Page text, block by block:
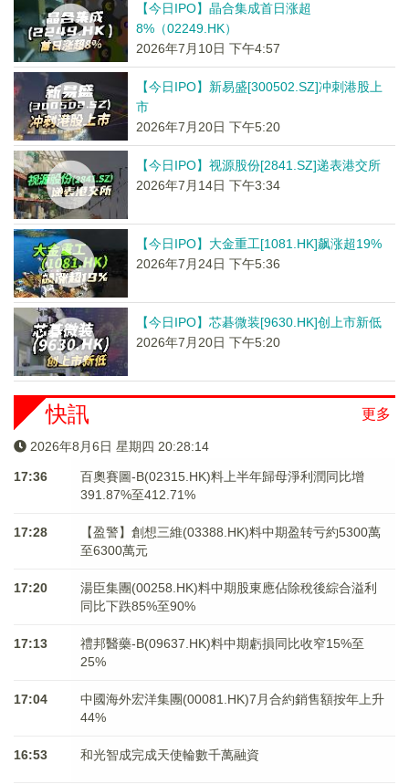
【今日IPO】晶合集成首日涨超
8%（02249.HK）
2026年7月10日 下午4:57
【今日IPO】新易盛[300502.SZ]冲刺港股上
市
2026年7月20日 下午5:20
【今日IPO】视源股份[2841.SZ]递表港交所
2026年7月14日 下午3:34
【今日IPO】大金重工[1081.HK]飙涨超19%
2026年7月24日 下午5:36
【今日IPO】芯碁微装[9630.HK]创上市新低
2026年7月20日 下午5:20
更多
快訊
2026年8月6日 星期四 20:28:14
17:36
百奧賽圖-B(02315.HK)料上半年歸母淨利潤同比增
391.87%至412.71%
17:28
【盈警】創想三維(03388.HK)料中期盈转亏約5300萬
至6300萬元
17:20
湯臣集團(00258.HK)料中期股東應佔除稅後綜合溢利
同比下跌85%至90%
17:13
禮邦醫藥-B(09637.HK)料中期虧損同比收窄15%至
25%
17:04
中國海外宏洋集團(00081.HK)7月合約銷售額按年上升
44%
16:53 和光智成完成天使輪數千萬融資